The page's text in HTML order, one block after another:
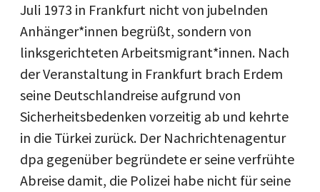
Juli 1973 in Frankfurt nicht von jubelnden
Anhänger*innen begrüßt, sondern von
linksgerichteten Arbeitsmigrant*innen. Nach
der Veranstaltung in Frankfurt brach Erdem
seine Deutschlandreise aufgrund von
Sicherheitsbedenken vorzeitig ab und kehrte
in die Türkei zurück. Der Nachrichtenagentur
dpa gegenüber begründete er seine verfrühte
Abreise damit, die Polizei habe nicht für seine